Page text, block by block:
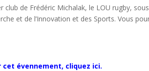
de Frédéric Michalak, le LOU rugby,
et de l’Innovation et des Sports. Vous
évennement, cliquez ici.